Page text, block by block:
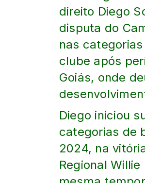
direito Diego
disputa do
nas
clube após
Goiás, onde
Diego iniciou
categorias de
2024, na
Regional